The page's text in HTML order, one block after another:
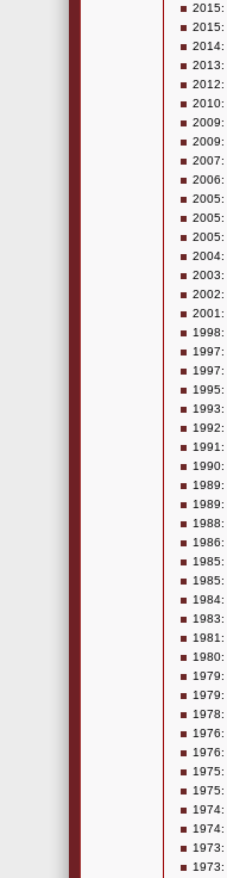
2015:
2015:
2014:
2013:
2012:
2010:
2009:
2009:
2007:
2006:
2005:
2005:
2005:
2004:
2003:
2002:
2001:
1998:
1997:
1997:
1995:
1993:
1992:
1991:
1990:
1989:
1989:
1988:
1986:
1985:
1985:
1984:
1983:
1981:
1980:
1979:
1979:
1978:
1976:
1976:
1975:
1975:
1974:
1974:
1973:
1973: